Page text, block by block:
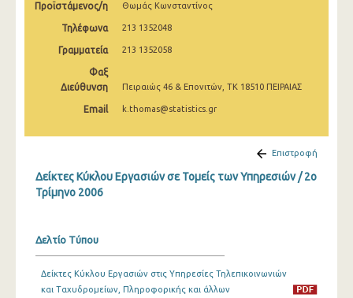
1o Τρίμηνο 2023
4o Τρίμηνο 2022
3o Τρίμηνο 2022
2o Τρίμηνο 2022
1o Τρίμηνο 2022
3o Τρίμηνο 2021
4o Τρίμηνο 2020
Προϊστάμενος/η Θωμάς Κωνσταντίνος
Τηλέφωνα 213 1352048
Γραμματεία 213 1352058
Φαξ
Διεύθυνση
Πειραιώς 46 & Επονιτών, ΤΚ 18510 ΠΕΙΡΑΙΑΣ
Email k.thomas@statistics.gr
Επιστροφή
Δείκτες Κύκλου Εργασιών σε Τομείς των Υπηρεσιών / 2o
Τρίμηνο 2006
Δελτίο Τύπου
Δείκτες Κύκλου Εργασιών στις Υπηρεσίες Τηλεπικοινωνιών
και Ταχυδρομείων, Πληροφορικής και άλλων